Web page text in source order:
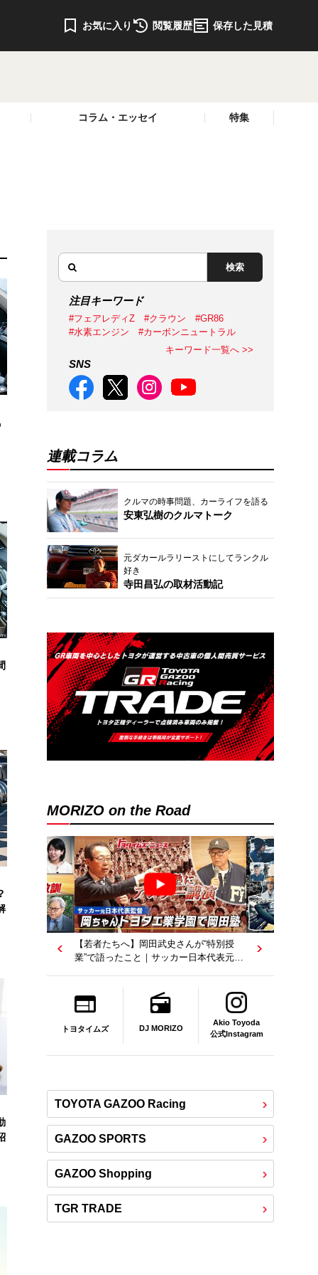
お気に入り 閲覧履歴 保存した見積
コラム・エッセイ 特集
検索
注目キーワード
#フェアレディZ #クラウン
#GR86
#水素エンジン
#カーボンニュートラル
キーワード一覧へ >>
SNS
連載コラム
クルマの時事問題、カーライフを語る
安東弘樹のクルマトーク
元ダカールラリーストにしてランクル
好き
寺田昌弘の取材活動記
MORIZO on the Road
【若者たちへ】岡田武史さんが“特別授
業”で語ったこと｜サッカー日本代表元監
トヨタイムズ DJ MORIZO
Akio Toyoda
公式Instagram
TOYOTA GAZOO Racing
GAZOO SPORTS
GAZOO Shopping
TGR TRADE